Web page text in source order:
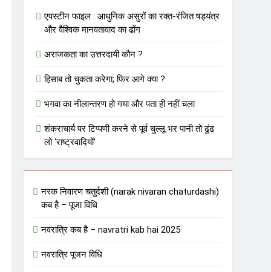
एपस्टीन फाइल : आधुनिक असुरों का रक्त-रंजित षड्यंत्र
और वैश्विक मानवतावाद का ढोंग
अराजकता का उत्तरदायी कौन ?
हिसाब तो चुकता करेगा; फिर आगे क्या ?
भगवा का नीलान्तरण हो गया और पता ही नहीं चला
शंकराचार्य पर टिप्पणी करने से पूर्व चुल्लू भर पानी तो ढूंढ
लो ‘राष्ट्रवादियों’
नरक निवारण चतुर्दशी (narak nivaran chaturdashi)
कब है – पूजा विधि
नवरात्रि कब है – navratri kab hai 2025
नवरात्रि पूजन विधि